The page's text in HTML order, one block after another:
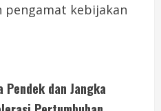
kebijakan
dan Jangka